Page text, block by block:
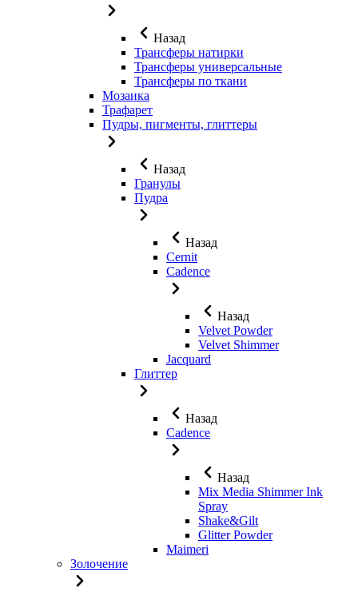
Назад
Трансферы натирки
Трансферы универсальные
Трансферы по ткани
Мозаика
Трафарет
Пудры, пигменты, глиттеры
Назад
Гранулы
Пудра
Назад
Cernit
Cadence
Назад
Velvet Powder
Velvet Shimmer
Jaсquard
Глиттер
Назад
Cadence
Назад
Mix Media Shimmer Ink
Spray
Shake&Gilt
Glitter Powder
Maimeri
Золочение